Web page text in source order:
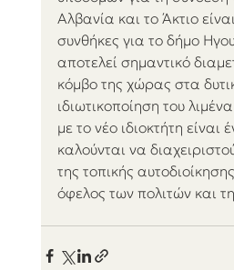
Αλβανία και το Άκτιο
συνθήκες για το δήμο
αποτελεί σημαντικό
κόμβο της χώρας στα
ιδιωτικοποίηση του
με το νέο ιδιοκτήτη είναι
καλούνται να
της τοπικής
όφελος των πολιτών και